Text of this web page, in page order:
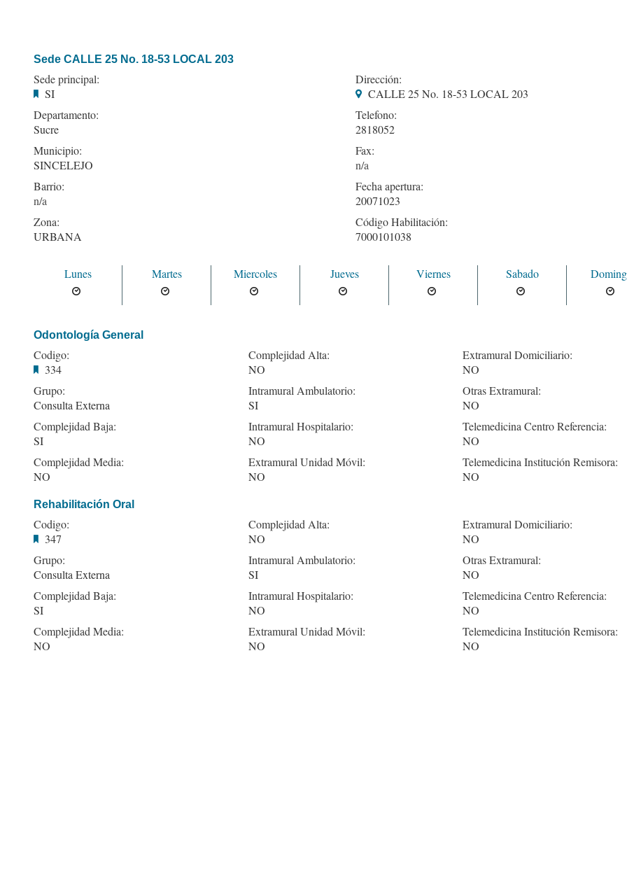
Sede CALLE 25 No. 18-53 LOCAL 203
Sede principal:
SI
Departamento:
Sucre
Municipio:
SINCELEJO
Barrio:
Zona:
URBANA
Dirección:
CALLE 25 No. 18-53 LOCAL 203
Telefono:
2818052
Fax:
Fecha apertura:
20071023
Código Habilitación:
7000101038
Lunes Martes Miercoles Jueves Viernes Sabado
Odontología General
Codigo:
334
Grupo:
Consulta Externa
Complejidad Baja:
SI
Complejidad Media:
NO
Complejidad Alta:
NO
Intramural Ambulatorio:
SI
Intramural Hospitalario:
NO
Extramural Unidad Móvil:
NO
Extramural Domiciliario:
NO
Otras Extramural:
NO
Telemedicina Centro Referencia:
NO
Telemedicina Institución Remisora:
NO
Rehabilitación Oral
Codigo:
347
Grupo:
Consulta Externa
Complejidad Baja:
SI
Complejidad Media:
NO
Complejidad Alta:
NO
Intramural Ambulatorio:
SI
Intramural Hospitalario:
NO
Extramural Unidad Móvil:
NO
Extramural Domiciliario:
NO
Otras Extramural:
NO
Telemedicina Centro Referencia:
NO
Telemedicina Institución Remisora:
NO